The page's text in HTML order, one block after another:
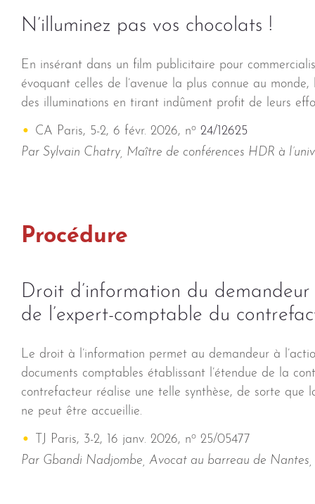
N’illuminez pas vos chocolats !
En insérant dans un film publicitaire pour
évoquant celles de l’avenue la plus connue au
des illuminations en tirant indûment profit de leurs
CA Paris, 5-2, 6 févr. 2026, no 24/12625
Par Sylvain Chatry, Maître de conférences HDR à
Procédure
Droit d’information du
de l’expert-comptable du
Le droit à l’information permet au demandeur à
documents comptables établissant l’étendue de la
contrefacteur réalise une telle synthèse, de sorte que
ne peut être accueillie.
TJ Paris, 3-2, 16 janv. 2026, no 25/05477
Par Gbandi Nadjombe, Avocat au barreau de